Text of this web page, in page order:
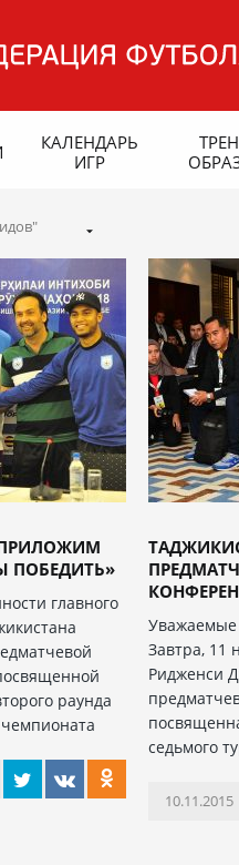
КАЛЕНДАРЬ
ИГР
ПОБЕДИТЬ»
главного
раунда
Завтра, 11
Ридженси
седьмого
10.11.2015